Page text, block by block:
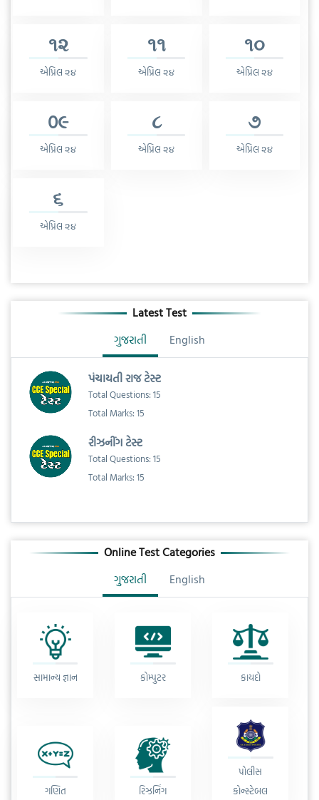
૧૨
એપ્રિલ ૨૪
૧૧
એપ્રિલ ૨૪
૧૦
એપ્રિલ ૨૪
0૯
એપ્રિલ ૨૪
૮
એપ્રિલ ૨૪
૭
એપ્રિલ ૨૪
૬
એપ્રિલ ૨૪
Latest Test
ગુજરાતી
English
પંચાયતી રાજ ટેસ્ટ
Total Questions: 15
Total Marks: 15
રીઝનીંગ ટેસ્ટ
Total Questions: 15
Total Marks: 15
Online Test Categories
ગુજરાતી
English
સામાન્ય જ્ઞાન કોમ્પુટર કાયદો
ગણિત રિઝનિંગ
પોલીસ
કોન્સ્ટેબલ